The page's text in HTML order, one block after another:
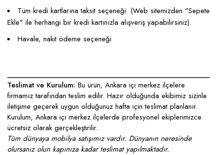
Tüm kredi kartlarına taksit seçeneği. (Web sitemizden "Sepete
Ekle" ile herhangi bir kredi kartınızla alışveriş yapabilirsiniz).
Havale, nakit ödeme seçeneği
____________________________________________________
Teslimat ve Kurulum: Bu ürün, Ankara içi merkez ilçelere
firmamız tarafından teslim edilir. Hazır olduğunda ekibimiz sizinle
iletişime geçerek uygun olduğunuz hafta için teslimat planlanır.
Kurulum, Ankara içi merkez ilçelerde profesyonel ekiplerimizce
ücretsiz olarak gerçekleştirilir.
Tüm dünyaya mobilya satışımız vardır. Dünyanın neresinde
olursanız olun kapınıza kadar teslimat yapılmaktadır.